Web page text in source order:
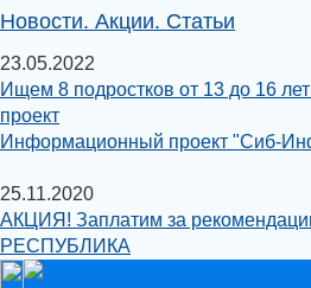
Новости. Акции. Статьи
23.05.2022
Ищем 8 подростков от 13 до 16
проект
Информационный проект "Сиб-
25.11.2020
АКЦИЯ! Заплатим за
РЕСПУБЛИКА